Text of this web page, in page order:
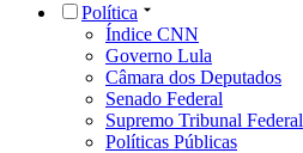
Política
Índice CNN
Governo Lula
Câmara dos Deputados
Senado Federal
Supremo Tribunal Federal
Políticas Públicas